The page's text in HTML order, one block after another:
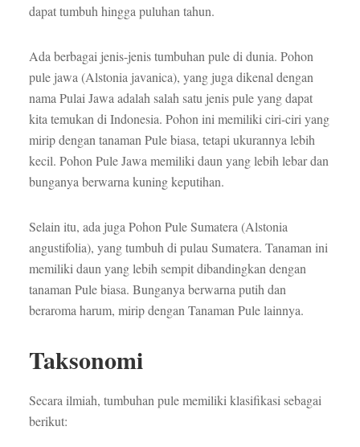
dapat tumbuh hingga puluhan tahun.
Ada berbagai jenis-jenis tumbuhan pule di dunia. Pohon
pule jawa (Alstonia javanica), yang juga dikenal dengan
nama Pulai Jawa adalah salah satu jenis pule yang dapat
kita temukan di Indonesia. Pohon ini memiliki ciri-ciri yang
mirip dengan tanaman Pule biasa, tetapi ukurannya lebih
kecil. Pohon Pule Jawa memiliki daun yang lebih lebar dan
bunganya berwarna kuning keputihan.
Selain itu, ada juga Pohon Pule Sumatera (Alstonia
angustifolia), yang tumbuh di pulau Sumatera. Tanaman ini
memiliki daun yang lebih sempit dibandingkan dengan
tanaman Pule biasa. Bunganya berwarna putih dan
beraroma harum, mirip dengan Tanaman Pule lainnya.
Taksonomi
Secara ilmiah, tumbuhan pule memiliki klasifikasi sebagai
berikut: